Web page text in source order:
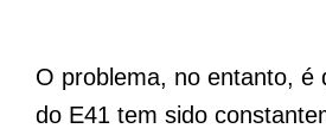
O problema, no entanto, é
do E41 tem sido